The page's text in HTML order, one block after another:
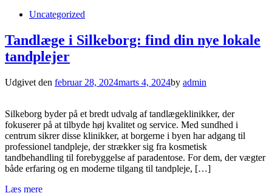
Uncategorized
Tandlæge i Silkeborg: find din nye lokale
tandplejer
Udgivet den februar 28, 2024marts 4, 2024by admin
Silkeborg byder på et bredt udvalg af tandlægeklinikker, der
fokuserer på at tilbyde høj kvalitet og service. Med sundhed i
centrum sikrer disse klinikker, at borgerne i byen har adgang til
professionel tandpleje, der strækker sig fra kosmetisk
tandbehandling til forebyggelse af paradentose. For dem, der vægter
både erfaring og en moderne tilgang til tandpleje, […]
Læs mere